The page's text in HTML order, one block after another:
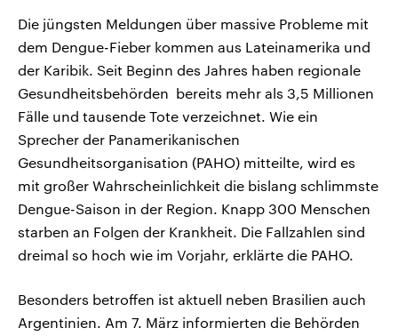
Die jüngsten Meldungen über massive Probleme mit
dem Dengue-Fieber kommen aus Lateinamerika und
der Karibik. Seit Beginn des Jahres haben regionale
Gesundheitsbehörden bereits mehr als 3,5 Millionen
Fälle und tausende Tote verzeichnet. Wie ein
Sprecher der Panamerikanischen
Gesundheitsorganisation (PAHO) mitteilte, wird es
mit großer Wahrscheinlichkeit die bislang schlimmste
Dengue-Saison in der Region. Knapp 300 Menschen
starben an Folgen der Krankheit. Die Fallzahlen sind
dreimal so hoch wie im Vorjahr, erklärte die PAHO.
Besonders betroffen ist aktuell neben Brasilien auch
Argentinien. Am 7. März informierten die Behörden